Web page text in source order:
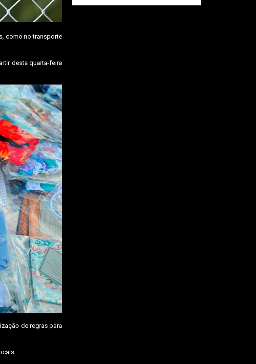
como no transporte
desta quarta-feira
de regras para